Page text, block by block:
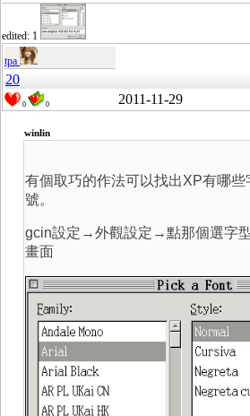
edited: 1
tpa
20
0 0 2011-11-29
winlin
有個取巧的作法可以找出XP有哪
號。
gcin設定→外觀設定→點那個選字
畫面